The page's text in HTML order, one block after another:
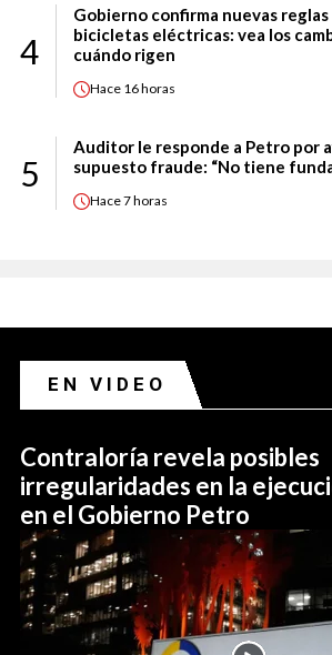
4
Gobierno confirma nuevas
bicicletas eléctricas: vea los
cuándo rigen
Hace 16 horas
5
Auditor le responde a Petro por
supuesto fraude: “No tiene
Hace7 horas
EN VIDEO
Contraloría revela posibles
irregularidades en la
en el Gobierno Petro